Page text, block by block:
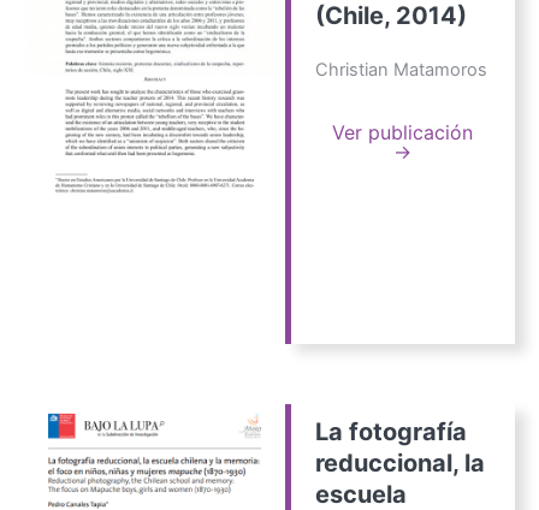
(Chile, 2014)
Christian Matamoros
Ver publicación
→
La fotografía
reduccional, la
escuela